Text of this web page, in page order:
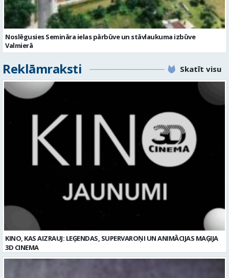
Reklāmraksti Skatīt visu